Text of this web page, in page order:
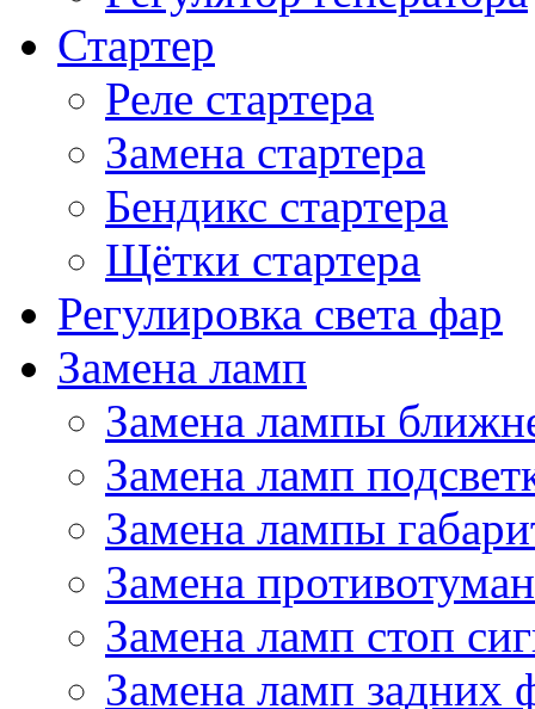
Стартер
Реле стартера
Замена стартера
Бендикс стартера
Щётки стартера
Регулировка света фар
Замена ламп
Замена лампы
Замена ламп
Замена лампы
Замена
Замена ламп стоп
Замена ламп задних